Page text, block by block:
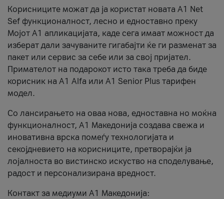
Корисниците можат да ја користат новата А1 Net
Sef функционалност, лесно и едноставно преку
Мојот А1 апликацијата, каде сега имаат можност да
изберат дали зачуваните гигабајти ќе ги разменат за
пакет или сервис за себе или за свој пријател.
Примателот на подарокот исто така треба да биде
корисник на А1 Alfa или A1 Senior Plus тарифен
модел.
Со лансирањето на оваа нова, едноставна но моќна
функционалност, А1 Македонија создава свежа и
иновативна врска помеѓу технологијата и
секојдневието на корисниците, претворајќи ја
лојалноста во вистинско искуство на споделување,
радост и персонализирана вредност.
Контакт за медиуми А1 Македонија: